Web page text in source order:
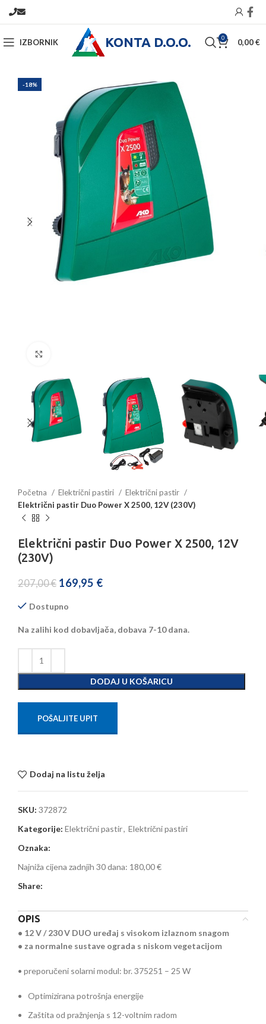
IZBORNIK KONTA D.O.O. 0 0,00€
-18%
Početna Električni pastiri
Električni pastir
Električni pastir Duo Power X 2500, 12V (230V)
Električni pastir Duo Power X 2500, 12V
(230V)
207,00€ 169,95 €
Dostupno
Na zalihi kod dobavljača, dobava 7-10 dana.
DODAJ U KOŠARICU
POŠALJITE UPIT
Dodaj na listu želja
SKU: 372872
Kategorije: Električni pastir, Električni pastiri
Oznaka:
Najniža cijena zadnjih 30 dana: 180,00 €
Share:
OPIS
• 12 V / 230 V DUO uređaj s visokom izlaznom snagom
• za normalne sustave ograda s niskom vegetacijom
• preporučeni solarni modul: br. 375251 – 25 W
Optimizirana potrošnja energije
Zaštita od pražnjenja s 12-voltnim radom